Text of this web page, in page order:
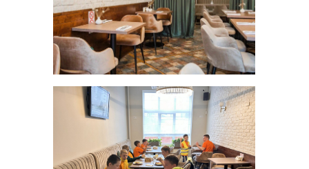
Ответы на вопросы
Летние программы
Отзывы
Расписание
Курсы
О нас
Мастер-классы